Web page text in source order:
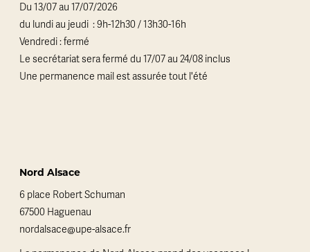
Du 13/07 au 17/07/2026
du lundi au jeudi : 9h-12h30 / 13h30-16h
Vendredi : fermé
Le secrétariat sera fermé du 17/07 au 24/08 inclus
Une permanence mail est assurée tout l'été
Nord Alsace
6 place Robert Schuman
67500 Haguenau
nordalsace@upe-alsace.fr